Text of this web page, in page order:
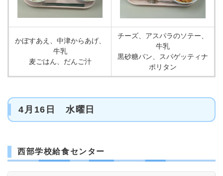
かぼすあえ、中津からあげ、
牛乳
麦ごはん、だんご汁
チーズ、アスパラのソテー、
牛乳
黒砂糖パン、スパゲッティナ
ポリタン
4月16日 水曜日
西部学校給食センター